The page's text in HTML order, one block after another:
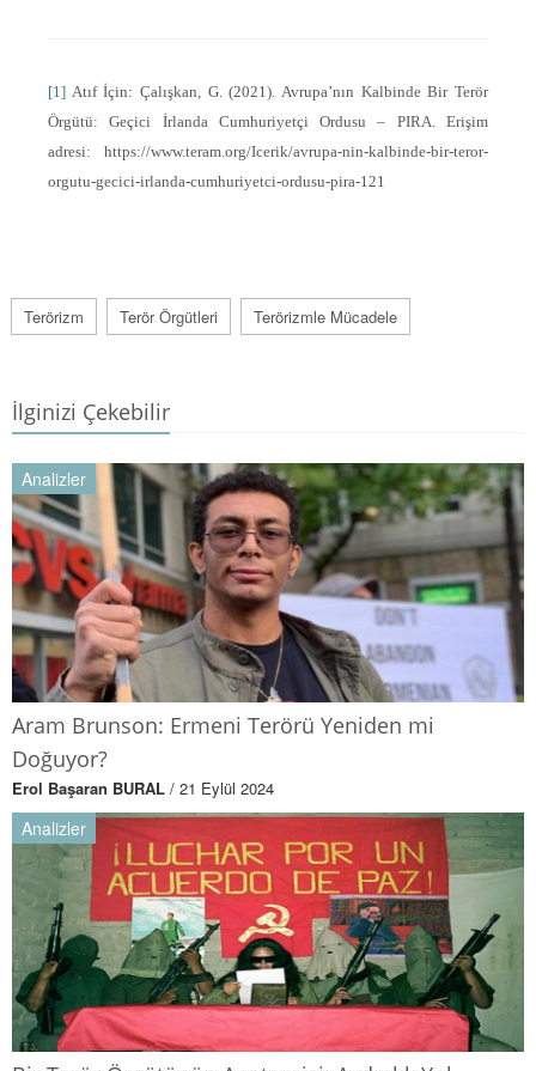
[1] Atıf İçin: Çalışkan, G. (2021). Avrupa’nın Kalbinde Bir Terör
Örgütü: Geçici İrlanda Cumhuriyetçi Ordusu – PIRA. Erişim
adresi: https://www.teram.org/Icerik/avrupa-nin-kalbinde-bir-teror-
orgutu-gecici-irlanda-cumhuriyetci-ordusu-pira-121
Terörizm Terör Örgütleri Terörizmle Mücadele
İlginizi Çekebilir
Analizler
Aram Brunson: Ermeni Terörü Yeniden mi
Doğuyor?
Erol Başaran BURAL / 21 Eylül 2024
Analizler